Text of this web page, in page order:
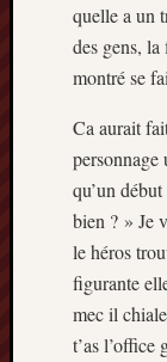
quelle a un
des gens,
montré se
Ca aurait
personnage
qu’un
bien ? » Je
le héros
figurante
mec il
t’as l’office